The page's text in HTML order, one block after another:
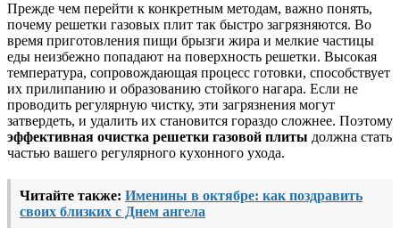
Прежде чем перейти к конкретным методам, важно понять,
почему решетки газовых плит так быстро загрязняются. Во
время приготовления пищи брызги жира и мелкие частицы
еды неизбежно попадают на поверхность решетки. Высокая
температура, сопровождающая процесс готовки, способствует
их прилипанию и образованию стойкого нагара. Если не
проводить регулярную чистку, эти загрязнения могут
затвердеть, и удалить их становится гораздо сложнее. Поэтому
эффективная очистка решетки газовой плиты должна стать
частью вашего регулярного кухонного ухода.
Читайте также: Именины в октябре: как поздравить
своих близких с Днем ангела